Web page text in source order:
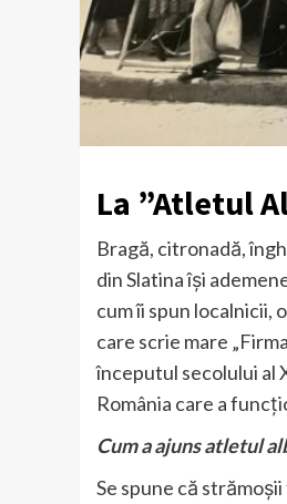
La ”Atletul
Bragă, citronadă,
din Slatina își
cum îi spun localnicii,
care scrie mare
începutul secolului al
România care a
Cum a ajuns atletul
Se spune că